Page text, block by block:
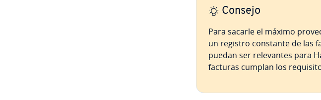
Consejo
Para sacarle el máximo
un registro constante de las
puedan ser re­le­va­n­tes para
facturas cumplan los